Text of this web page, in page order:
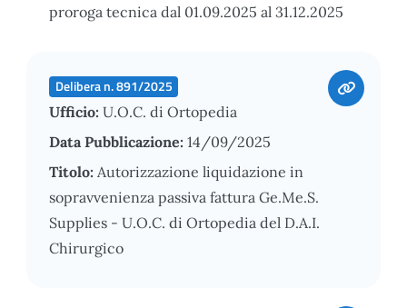
proroga tecnica dal 01.09.2025 al 31.12.2025
Delibera n. 891/2025
Ufficio: U.O.C. di Ortopedia
Data Pubblicazione: 14/09/2025
Titolo: Autorizzazione liquidazione in
sopravvenienza passiva fattura Ge.Me.S.
Supplies - U.O.C. di Ortopedia del D.A.I.
Chirurgico